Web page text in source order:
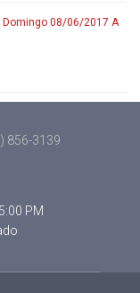
Domingo 08/06/2017 A
856-3139
PM